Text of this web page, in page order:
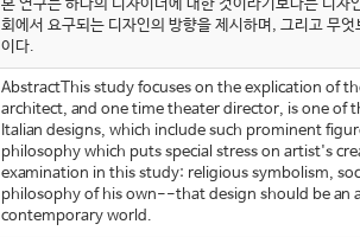
본 연구는 하나의 디자이너에 대한 것이라기보다는 디
회에서 요구되는 디자인의 방향을 제시하며, 그리고 무
이다.
AbstractThis study focuses on the explication of
architect, and one time theater director, is one of
Italian designs, which include such prominent
philosophy which puts special stress on artist's
examination in this study: religious symbolism,
philosophy of his own--that design should be an
contemporary world.